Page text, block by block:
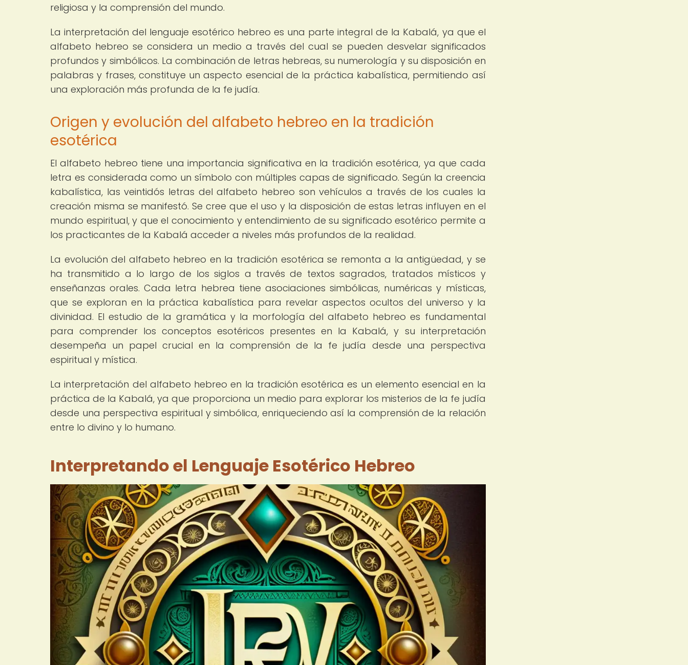
religiosa y la comprensión del mundo.
La interpretación del lenguaje esotérico hebreo es una parte integral de la Kabalá, ya que el
alfabeto hebreo se considera un medio a través del cual se pueden desvelar significados
profundos y simbólicos. La combinación de letras hebreas, su numerología y su disposición en
palabras y frases, constituye un aspecto esencial de la práctica kabalística, permitiendo así
una exploración más profunda de la fe judía.
Origen y evolución del alfabeto hebreo en la tradición
esotérica
El alfabeto hebreo tiene una importancia significativa en la tradición esotérica, ya que cada
letra es considerada como un símbolo con múltiples capas de significado. Según la creencia
kabalística, las veintidós letras del alfabeto hebreo son vehículos a través de los cuales la
creación misma se manifestó. Se cree que el uso y la disposición de estas letras influyen en el
mundo espiritual, y que el conocimiento y entendimiento de su significado esotérico permite a
los practicantes de la Kabalá acceder a niveles más profundos de la realidad.
La evolución del alfabeto hebreo en la tradición esotérica se remonta a la antigüedad, y se
ha transmitido a lo largo de los siglos a través de textos sagrados, tratados místicos y
enseñanzas orales. Cada letra hebrea tiene asociaciones simbólicas, numéricas y místicas,
que se exploran en la práctica kabalística para revelar aspectos ocultos del universo y la
divinidad. El estudio de la gramática y la morfología del alfabeto hebreo es fundamental
para comprender los conceptos esotéricos presentes en la Kabalá, y su interpretación
desempeña un papel crucial en la comprensión de la fe judía desde una perspectiva
espiritual y mística.
La interpretación del alfabeto hebreo en la tradición esotérica es un elemento esencial en la
práctica de la Kabalá, ya que proporciona un medio para explorar los misterios de la fe judía
desde una perspectiva espiritual y simbólica, enriqueciendo así la comprensión de la relación
entre lo divino y lo humano.
Interpretando el Lenguaje Esotérico Hebreo